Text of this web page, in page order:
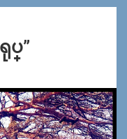
ပ္​”